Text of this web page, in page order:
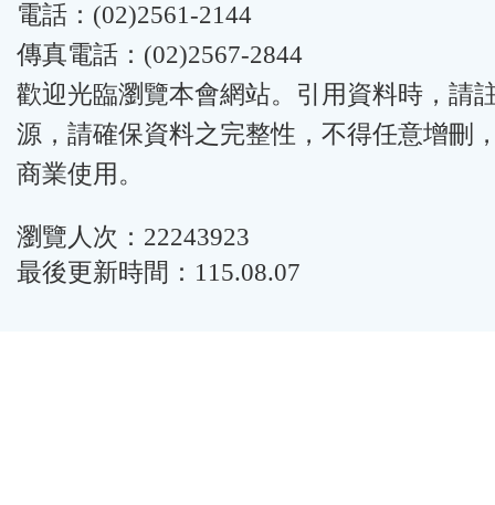
電話：(02)2561-2144
傳真電話：(02)2567-2844
歡迎光臨瀏覽本會網站。引用資料時，請
源，請確保資料之完整性，不得任意增刪
商業使用。
瀏覽人次：22243923
最後更新時間：115.08.07